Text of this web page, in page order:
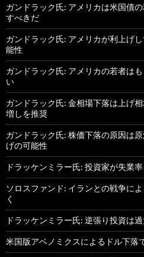
ガンドラック氏: アメリカは米国債
すべきだ
ガンドラック氏: アメリカが利上げ
能性
ガンドラック氏: アメリカの若者は
い
ガンドラック氏: 金相場下落は上げ
増しを推奨
ガンドラック氏: 株価下落の原因は
げの可能性
ドラッケンミラー氏: 投資家が失業
ソロスファンド: イランとの戦争に
く
ドラッケンミラー氏: 逆張り投資は
米国版アベノミクスによるドル下落